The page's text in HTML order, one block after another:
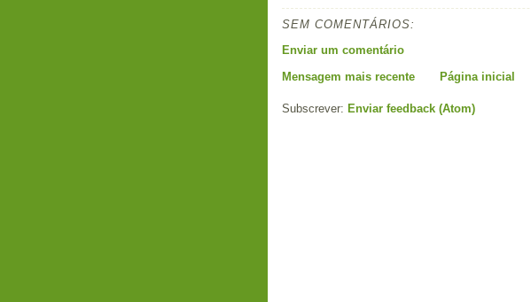
SEM COMENTÁRIOS:
Enviar um comentário
Mensagem mais recente
Página inicial
Subscrever: Enviar feedback (Atom)